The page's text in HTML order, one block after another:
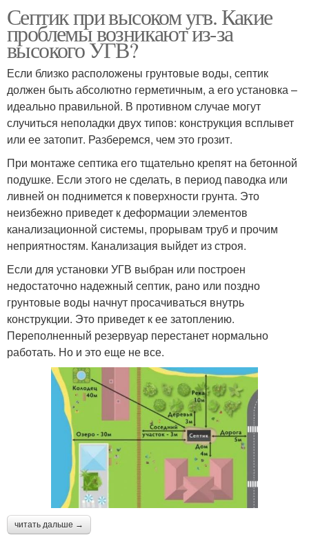
Септик при высоком угв. Какие
проблемы возникают из-за
высокого УГВ?
Если близко расположены грунтовые воды, септик
должен быть абсолютно герметичным, а его установка –
идеально правильной. В противном случае могут
случиться неполадки двух типов: конструкция всплывет
или ее затопит. Разберемся, чем это грозит.
При монтаже септика его тщательно крепят на бетонной
подушке. Если этого не сделать, в период паводка или
ливней он поднимется к поверхности грунта. Это
неизбежно приведет к деформации элементов
канализационной системы, прорывам труб и прочим
неприятностям. Канализация выйдет из строя.
Если для установки УГВ выбран или построен
недостаточно надежный септик, рано или поздно
грунтовые воды начнут просачиваться внутрь
конструкции. Это приведет к ее затоплению.
Переполненный резервуар перестанет нормально
работать. Но и это еще не все.
читать дальше →